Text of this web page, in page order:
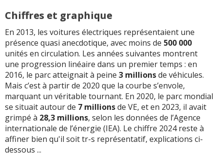
Chiffres et graphique
En 2013, les voitures électriques représentaient une
présence quasi anecdotique, avec moins de 500 000
unités en circulation. Les années suivantes montrent
une progression linéaire dans un premier temps : en
2016, le parc atteignait à peine 3 millionsde véhicules.
Mais c’est à partir de 2020 que la courbe s’envole,
marquant un véritable tournant. En 2020, le parc mondial
se situait autour de 7 millionsde VE, et en 2023, il avait
grimpé à 28,3 millions, selon les données de l’Agence
internationale de l’énergie (IEA). Le chiffre 2024 reste à
affiner bien qu'il soit tr-s représentatif, explications ci-
dessous ...